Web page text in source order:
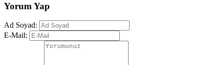
Yorum Yap
Ad Soyad:
E-Mail: